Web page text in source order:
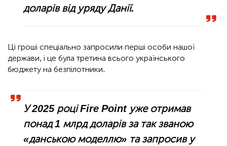
доларів від уряду Данії.
Ці гроші спеціально запросили перші особи нашої
держави, і це була третина всього українського
бюджету на безпілотники.
У 2025 році Fire Point уже отримав
понад 1 млрд доларів за так званою
«данською моделлю» та запросив у